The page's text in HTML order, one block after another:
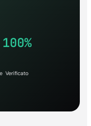
100%
Verificato